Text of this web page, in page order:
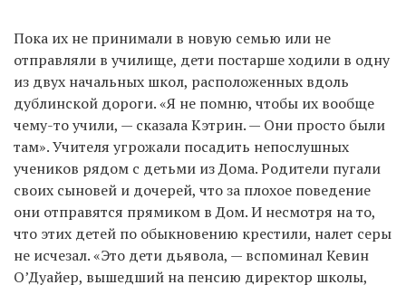
Пока их не принимали в новую семью или не
отправляли в училище, дети постарше ходили в одну
из двух начальных школ, расположенных вдоль
дублинской дороги. «Я не помню, чтобы их вообще
чему-то учили, — сказала Кэтрин. — Они просто были
там». Учителя угрожали посадить непослушных
учеников рядом с детьми из Дома. Родители пугали
своих сыновей и дочерей, что за плохое поведение
они отправятся прямиком в Дом. И несмотря на то,
что этих детей по обыкновению крестили, налет серы
не исчезал. «Это дети дьявола, — вспоминал Кевин
О’Дуайер, вышедший на пенсию директор школы,